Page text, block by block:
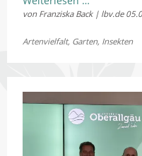
Bayerns
von Franziska Back | lbv.de
Artenvielfalt, Garten, Insekten